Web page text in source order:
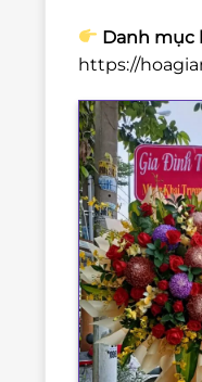
Danh mục
https://